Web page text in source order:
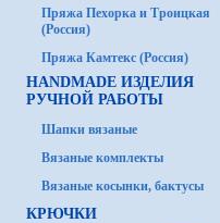
Пряжа Пехорка и Троицкая
(Россия)
Пряжа Камтекс (Россия)
HANDMADE ИЗДЕЛИЯ
РУЧНОЙ РАБОТЫ
Шапки вязаные
Вязаные комплекты
Вязаные косынки, бактусы
КРЮЧКИ